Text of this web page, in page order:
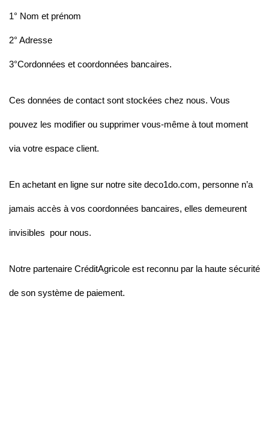
1° Nom et prénom
2° Adresse
3°Cordonnées et coordonnées bancaires.
Ces données de contact sont stockées chez nous. Vous
pouvez les modifier ou supprimer vous-même à tout moment
via votre espace client.
En achetant en ligne sur notre site deco1do.com, personne n’a
jamais accès à vos coordonnées bancaires, elles demeurent
invisibles pour nous.
Notre partenaire CréditAgricole est reconnu par la haute sécurité
de son système de paiement.